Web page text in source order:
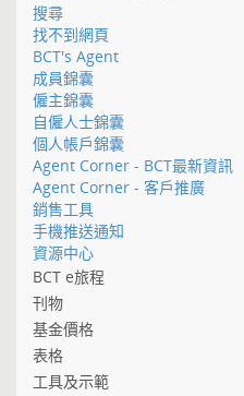
搜尋
找不到網頁
BCT's Agent
成員錦囊
僱主錦囊
自僱人士錦囊
個人帳戶錦囊
Agent Corner - BCT最新資訊
Agent Corner - 客戶推廣
銷售工具
手機推送通知
資源中心
BCT e旅程
刊物
基金價格
表格
工具及示範